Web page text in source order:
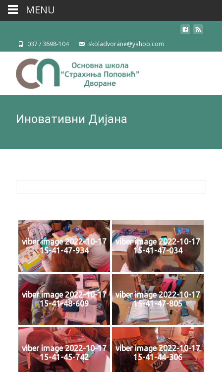
037 / 3698-104 skoladvorane@yahoo.com
Иновативни Дијана
viber image 2022-10-17
15-41-47-934
viber image 2022-10-17
15-41-47-034
viber image 2022-10-17
15-41-48-609
viber image 2022-10-17
15-41-47-805
viber image 2022-10-17
15-41-45-742
viber image 2022-10-17
15-41-44-306
MENU